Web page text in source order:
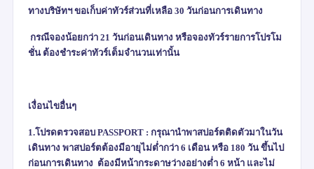
ทางบริษัทฯ ขอเก็บค่าทัวร์ส่วนที่เหลือ 30 วันก่อนการเดินทาง
กรณีจองน้อยกว่า 21 วันก่อนเดินทาง หรือจองทัวร์รายการโปรโม
ชั่น ต้องชำระค่าทัวร์เต็มจำนวนเท่านั้น
เงื่อนไขอื่นๆ
1.โปรดตรวจสอบ PASSPORT : กรุณานำพาสปอร์ตติดตัวมาในวัน
เดินทาง พาสปอร์ตต้องมีอายุไม่ต่ำกว่า 6 เดือน หรือ 180 วัน ขึ้นไป
ก่อนการเดินทาง ต้องมีหน้ากระดาษว่างอย่างต่ำ 6 หน้า และไม่